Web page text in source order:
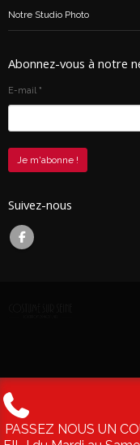
Notre Studio Photo
Abonnez-vous à notre
E-mail *
Suivez-nous
PASSEZ NOUS UN